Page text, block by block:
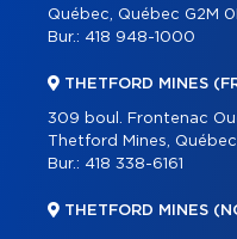
Québec, Québec G2M
Bur.: 418 948-1000
THETFORD MINES
309 boul. Frontenac
Thetford Mines,
Bur.: 418 338-6161
THETFORD MINES